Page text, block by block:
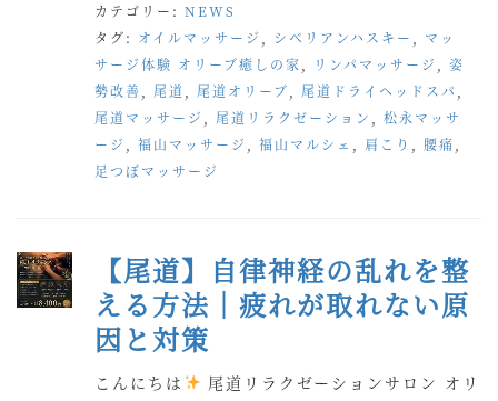
カテゴリー: NEWS
タグ: オイルマッサージ シベリアンハスキー
マッ
サージ体験 オリーブ癒しの家
リンパマッサージ
姿
勢改善
尾道 尾道オリーブ 尾道ドライヘッドスパ
尾道マッサージ
尾道リラクゼーション
松永マッサ
ージ
福山マッサージ 福山マルシェ 肩こり 腰痛
足つぼマッサージ
【尾道】自律神経の乱れを整
える方法｜疲れが取れない原
因と対策
こんにちは
尾道リラクゼーションサロン オリ